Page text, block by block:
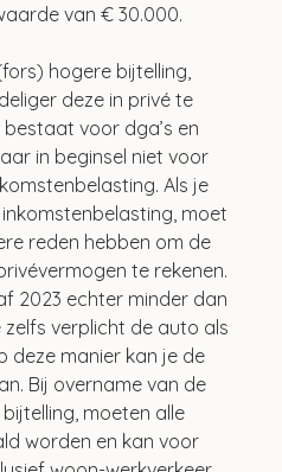
van € 30.000.
hogere bijtelling,
deze in privé te
voor dga’s en
in beginsel niet voor
Als je
moet
reden hebben om de
te rekenen.
2023 echter minder dan
zelfs verplicht de auto als
deze manier kan je de
Bij overname van de
moeten alle
worden en kan voor